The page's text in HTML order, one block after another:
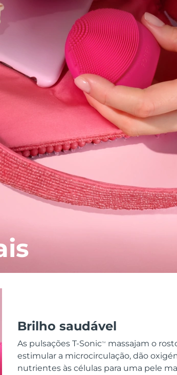
Brilho saudável
As pulsações T-SonicTM
massajam o
estimular a microcirculação, dão
nutrientes às células para uma pele